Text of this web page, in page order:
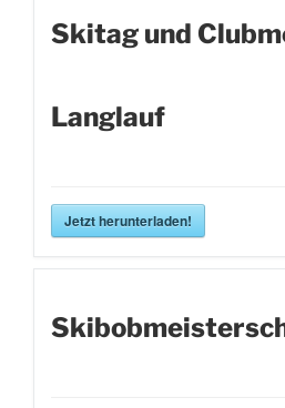
Skitag und
Langlauf
Jetzt herunterladen!